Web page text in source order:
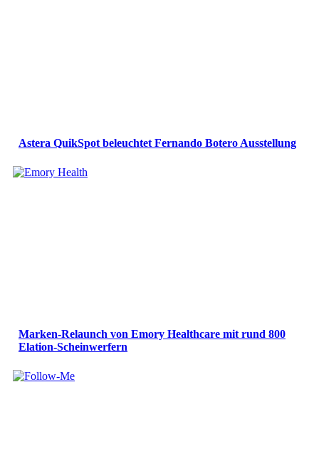
Astera QuikSpot beleuchtet Fernando Botero Ausstellung
Marken-Relaunch von Emory Healthcare mit rund 800
Elation-Scheinwerfern